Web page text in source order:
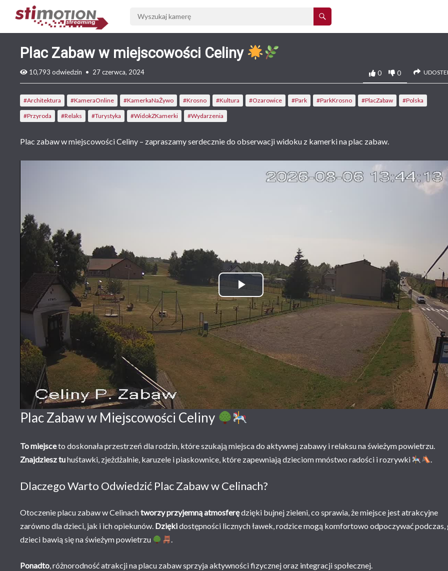
Plac Zabaw w miejscowości Celiny
10,793 odwiedzin • 27 czerwca, 2024 0 0
#Architektura #KameraOnline #KamerkaNaŻywo #Krosno #Kultura #Ozarowice #Park #ParkKrosno #PlacZabaw #Polska
#Przyroda #Relaks #Turystyka #WidokZKamerki #Wydarzenia
Plac zabaw w miejscowości Celiny – zapraszamy serdecznie do obserwacji widoku z kamerki na plac zabaw.
Play Video
Plac Zabaw w Miejscowości Celiny
To miejsceto doskonała przestrzeń dla rodzin, które szukają miejsca do aktywnej zabawy i relaksu na świeżym powietrzu.
Znajdziesz tuhuśtawki, zjeżdżalnie, karuzele i piaskownice, które zapewniają dzieciom mnóstwo radości i rozrywki .
Dlaczego Warto Odwiedzić Plac Zabaw w Celinach?
Otoczenie placu zabaw w Celinachtworzy przyjemną atmosferędzięki bujnej zieleni, co sprawia, że miejsce jest atrakcyjne
zarówno dla dzieci, jak i ich opiekunów. Dziękidostępności licznych ławek, rodzice mogą komfortowo odpoczywać podczas,
dzieci bawią się na świeżym powietrzu
.
Ponadto, różnorodność atrakcji na placu zabaw sprzyja aktywności fizycznej oraz integracji społecznej.